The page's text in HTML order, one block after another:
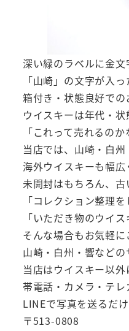
深い緑のラベルに金文
「山崎」の文字が入
箱付き・状態良好での
ウイスキーは年代・
「これって売れるの
当店では、山崎・白州
海外ウイスキーも幅広
未開封はもちろん、
「コレクション整理を
「いただき物のウイ
そんな場合もお気軽に
山崎・白州・響など
当店はウイスキー以
帯電話・カメラ・テ
LINEで写真を送るだ
〒513-0808